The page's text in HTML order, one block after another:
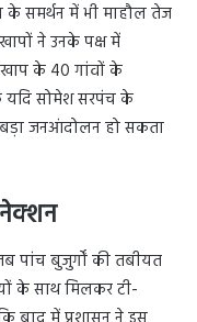
समर्थन में भी माहौल तेज
ने उनके पक्ष में
खाप के 40 गांवों के
यदि सोमेश सरपंच के
बड़ा जनआंदोलन हो सकता
पांच बुजुर्गों की तबीयत
के साथ मिलकर टी-